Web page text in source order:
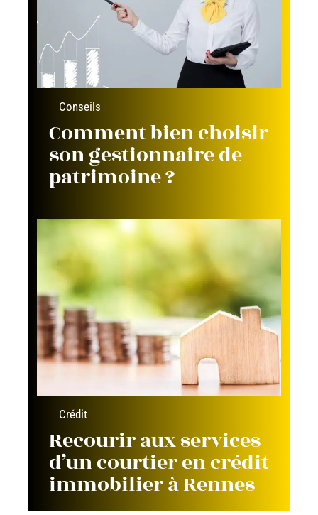
Conseils
Comment bien choisir
son gestionnaire de
patrimoine ?
Crédit
Recourir aux services
d’un courtier en crédit
immobilier à Rennes